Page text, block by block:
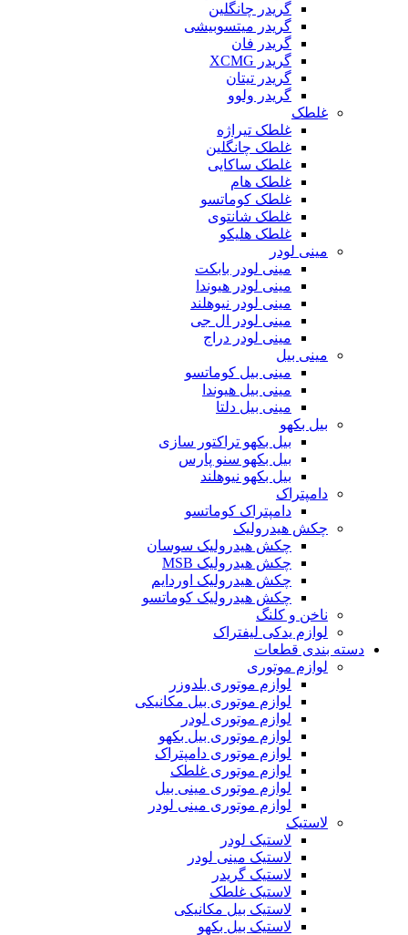
گریدر چانگلین
گریدر میتسوبیشی
گریدر فان
گریدر XCMG
گریدر تیتان
گریدر ولوو
غلطک
غلطک تیراژه
غلطک چانگلین
غلطک ساکایی
غلطک هام
غلطک کوماتسو
غلطک شانتوی
غلطک هلیکو
مینی لودر
مینی لودر بابکت
مینی لودر هیوندا
مینی لودر نیوهلند
مینی لودر ال جی
مینی لودر دراج
مینی بیل
مینی بیل کوماتسو
مینی بیل هیوندا
مینی بیل دلتا
بیل بکهو
بیل بکهو تراکتور سازی
بیل بکهو سنو پارس
بیل بکهو نیوهلند
دامپتراک
دامپتراک کوماتسو
چکش هیدرولیک
چکش هیدرولیک سوسان
چکش هیدرولیک MSB
چکش هیدرولیک اوردایم
چکش هیدرولیک کوماتسو
ناخن و کلنگ
لوازم یدکی لیفتراک
دسته بندی قطعات
لوازم موتوری
لوازم موتوری بلدوزر
لوازم موتوری بیل مکانیکی
لوازم موتوری لودر
لوازم موتوری بیل بکهو
لوازم موتوری دامپتراک
لوازم موتوری غلطک
لوازم موتوری مینی بیل
لوازم موتوری مینی لودر
لاستیک
لاستیک لودر
لاستیک مینی لودر
لاستیک گریدر
لاستیک غلطک
لاستیک بیل مکانیکی
لاستیک بیل بکهو